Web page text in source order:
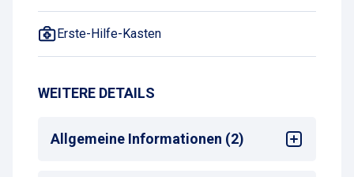
Erste-Hilfe-Kasten
WEITERE DETAILS
Allgemeine Informationen (2)